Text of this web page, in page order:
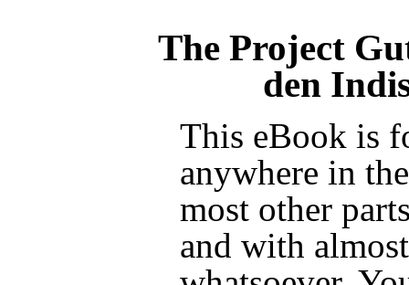
The Project
den
This eBook is
anywhere in
most other
and with